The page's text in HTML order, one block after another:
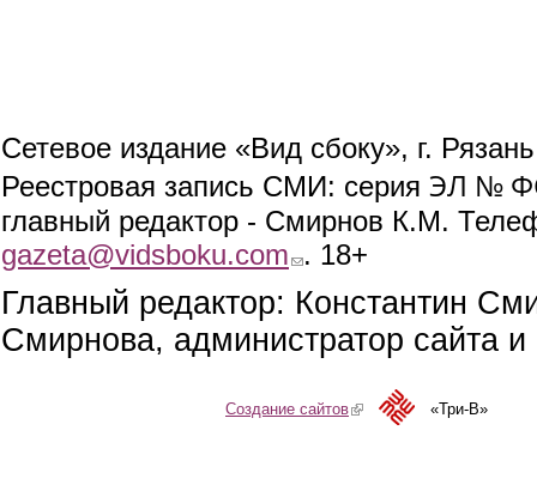
Сетевое издание «Вид сбоку», г.
Реестровая запись СМИ: серия ЭЛ №
главный редактор - Смирнов К.М.
gazeta@vidsboku.com (link sends e-mail)
. 18+
Главный редактор: Константин
Смирнова, администратор сайта
Создание сайтов(link is external)«Три-В»